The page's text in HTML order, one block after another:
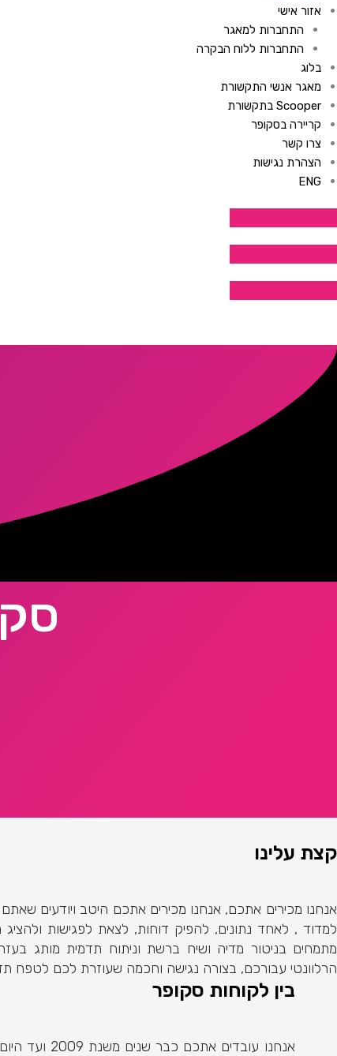
אזור אישי
התחברות למאגר
התחברות ללוח הבקרה
בלוג
מאגר אנשי התקשורת
Scooper בתקשורת
קריירה בסקופר
צרו קשר
הצהרת נגישות
ENG
קצת עלינו
אנחנו מכירים אתכם, אנחנו מכירים אתכם היטב ויודעים
למדוד , לאחד נתונים, להפיק דוחות, לצאת לפגישות
מתמחים בניטור מדיה ושיח ברשת וניתוח תדמית מותג
הרלוונטי עבורכם, בצורה נגישה וחכמה שעוזרת לכם לטפח
בין לקוחות סקופר
אנחנו